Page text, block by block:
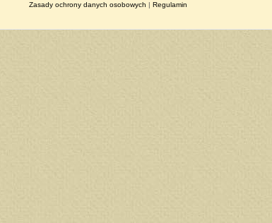
Zasady ochrony danych osobowych | Regulamin